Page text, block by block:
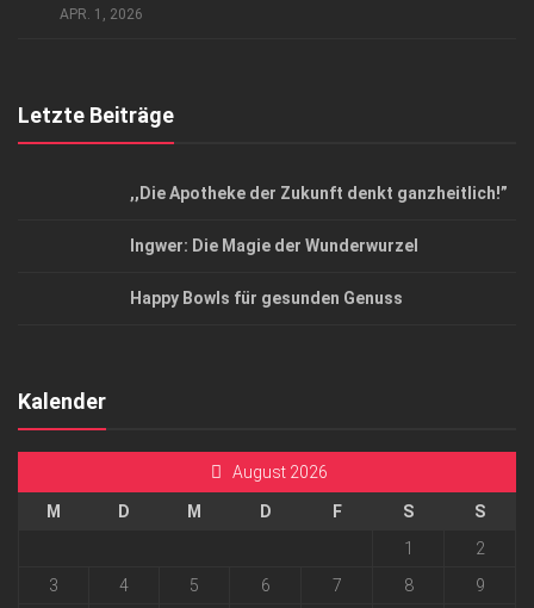
Top Magazin Dresden / Ostsachsen
APR. 1, 2026
Letzte Beiträge
,,Die Apotheke der Zukunft denkt ganzheitlich!”
Ingwer: Die Magie der Wunderwurzel
Happy Bowls für gesunden Genuss
Kalender
August 2026
M D M D F S
S
1
2
3
4 5 6 7 8 9